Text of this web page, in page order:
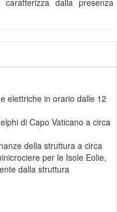
dalla presenza
elettriche in orario dalle 12
di Capo Vaticano a circa
della struttura a circa
per le Isole Eolie,
dalla struttura